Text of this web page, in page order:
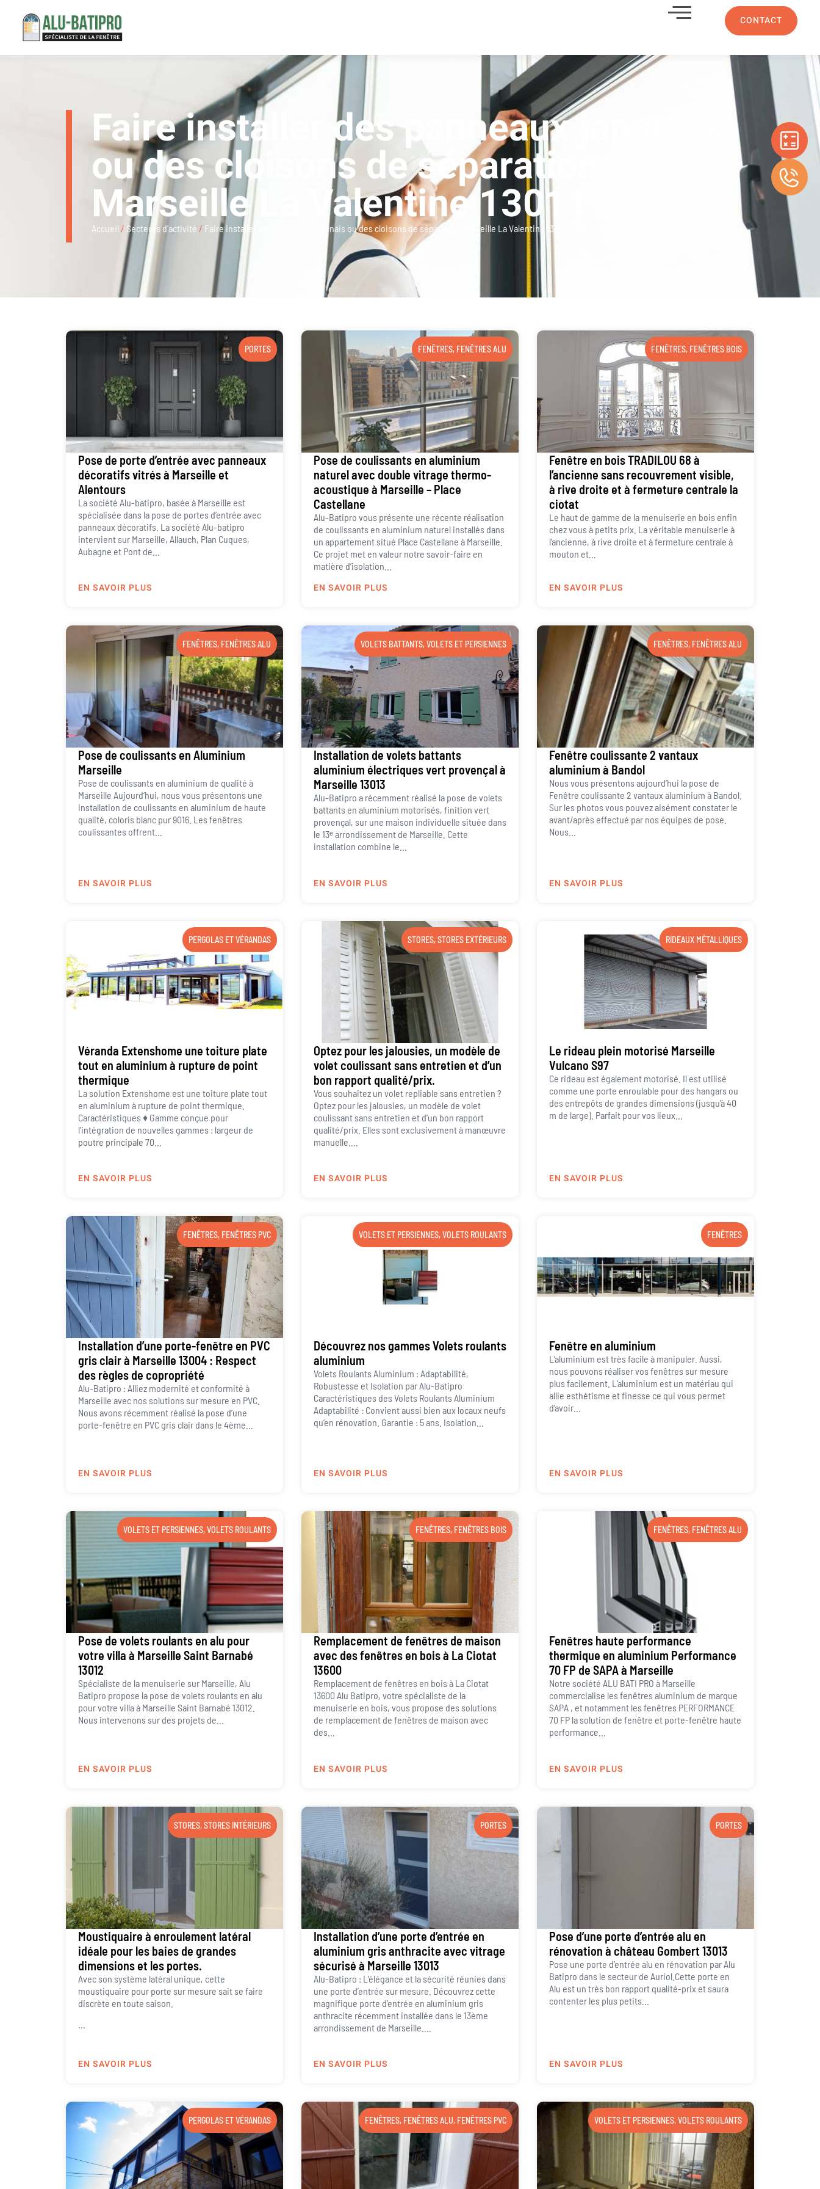
CONTACT
Faire installer des panneaux japonais
ou des cloisons de séparation
Marseille La Valentine 13011
Accueil / Secteurs d'activité / Faire installer des panneaux japonais ou des cloisons de séparation Marseille La Valentine 13011
PORTES
Pose de porte d’entrée avec panneaux
décoratifs vitrés à Marseille et
Alentours
La société Alu-batipro, basée à Marseille est
spécialisée dans la pose de portes d’entrée avec
panneaux décoratifs. La société Alu-batipro
intervient sur Marseille, Allauch, Plan Cuques,
Aubagne et Pont de...
EN SAVOIR PLUS
FENÊTRES, FENÊTRES ALU
Pose de coulissants en aluminium
naturel avec double vitrage thermo-
acoustique à Marseille – Place
Castellane
Alu-Batipro vous présente une récente réalisation
de coulissants en aluminium naturel installés dans
un appartement situé Place Castellane à Marseille.
Ce projet met en valeur notre savoir-faire en
matière d’isolation...
EN SAVOIR PLUS
FENÊTRES, FENÊTRES BOIS
Fenêtre en bois TRADILOU 68 à
l’ancienne sans recouvrement visible,
à rive droite et à fermeture centrale la
ciotat
Le haut de gamme de la menuiserie en bois enfin
chez vous à petits prix. La véritable menuiserie à
l’ancienne, à rive droite et à fermeture centrale à
mouton et...
EN SAVOIR PLUS
FENÊTRES, FENÊTRES ALU
Pose de coulissants en Aluminium
Marseille
Pose de coulissants en aluminium de qualité à
Marseille Aujourd’hui, nous vous présentons une
installation de coulissants en aluminium de haute
qualité, coloris blanc pur 9016. Les fenêtres
coulissantes offrent...
EN SAVOIR PLUS
VOLETS BATTANTS,VOLETS ET PERSIENNES
Installation de volets battants
aluminium électriques vert provençal à
Marseille 13013
Alu-Batipro a récemment réalisé la pose de volets
battants en aluminium motorisés, finition vert
provençal, sur une maison individuelle située dans
le 13ᵉ arrondissement de Marseille. Cette
installation combine le...
EN SAVOIR PLUS
FENÊTRES, FENÊTRES ALU
Fenêtre coulissante 2 vantaux
aluminium à Bandol
Nous vous présentons aujourd’hui la pose de
Fenêtre coulissante 2 vantaux aluminium à Bandol.
Sur les photos vous pouvez aisément constater le
avant/après effectué par nos équipes de pose.
Nous...
EN SAVOIR PLUS
PERGOLAS ET VÉRANDAS
Véranda Extenshome une toiture plate
tout en aluminium à rupture de point
thermique
La solution Extenshome est une toiture plate tout
en aluminium à rupture de point thermique.
Caractéristiques ♦ Gamme conçue pour
l’intégration de nouvelles gammes : largeur de
poutre principale 70...
EN SAVOIR PLUS
STORES,STORES EXTÉRIEURS
Optez pour les jalousies, un modèle de
volet coulissant sans entretien et d’un
bon rapport qualité/prix.
Vous souhaitez un volet repliable sans entretien ?
Optez pour les jalousies, un modèle de volet
coulissant sans entretien et d’un bon rapport
qualité/prix. Elles sont exclusivement à manœuvre
manuelle....
EN SAVOIR PLUS
RIDEAUX MÉTALLIQUES
Le rideau plein motorisé Marseille
Vulcano S97
Ce rideau est également motorisé. Il est utilisé
comme une porte enroulable pour des hangars ou
des entrepôts de grandes dimensions (jusqu’à 40
m de large). Parfait pour vos lieux...
EN SAVOIR PLUS
FENÊTRES, FENÊTRES PVC
Installation d’une porte-fenêtre en PVC
gris clair à Marseille 13004 : Respect
des règles de copropriété
Alu-Batipro : Alliez modernité et conformité à
Marseille avec nos solutions sur mesure en PVC.
Nous avons récemment réalisé la pose d’une
porte-fenêtre en PVC gris clair dans le 4ème...
EN SAVOIR PLUS
VOLETS ET PERSIENNES,VOLETS ROULANTS
Découvrez nos gammes Volets roulants
aluminium
Volets Roulants Aluminium : Adaptabilité,
Robustesse et Isolation par Alu-Batipro
Caractéristiques des Volets Roulants Aluminium
Adaptabilité : Convient aussi bien aux locaux neufs
qu’en rénovation. Garantie : 5 ans. Isolation...
EN SAVOIR PLUS
FENÊTRES
Fenêtre en aluminium
L’aluminium est très facile à manipuler. Aussi,
nous pouvons réaliser vos fenêtres sur mesure
plus facilement. L’aluminium est un matériau qui
allie esthétisme et finesse ce qui vous permet
d’avoir...
EN SAVOIR PLUS
VOLETS ET PERSIENNES,VOLETS ROULANTS
Pose de volets roulants en alu pour
votre villa à Marseille Saint Barnabé
13012
Spécialiste de la menuiserie sur Marseille, Alu
Batipro propose la pose de volets roulants en alu
pour votre villa à Marseille Saint Barnabé 13012.
Nous intervenons sur des projets de...
EN SAVOIR PLUS
FENÊTRES, FENÊTRES BOIS
Remplacement de fenêtres de maison
avec des fenêtres en bois à La Ciotat
13600
Remplacement de fenêtres en bois à La Ciotat
13600 Alu Batipro, votre spécialiste de la
menuiserie en bois, vous propose des solutions
de remplacement de fenêtres de maison avec
des...
EN SAVOIR PLUS
FENÊTRES, FENÊTRES ALU
Fenêtres haute performance
thermique en aluminium Performance
70 FP de SAPA à Marseille
Notre société ALU BATI PRO à Marseille
commercialise les fenêtres aluminium de marque
SAPA , et notamment les fenêtres PERFORMANCE
70 FP la solution de fenêtre et porte-fenêtre haute
performance...
EN SAVOIR PLUS
STORES,STORES INTÉRIEURS
Moustiquaire à enroulement latéral
idéale pour les baies de grandes
dimensions et les portes.
Avec son système latéral unique, cette
moustiquaire pour porte sur mesure sait se faire
discrète en toute saison.
EN SAVOIR PLUS
PORTES
Installation d’une porte d’entrée en
aluminium gris anthracite avec vitrage
sécurisé à Marseille 13013
Alu-Batipro : L’élégance et la sécurité réunies dans
une porte d’entrée sur mesure. Découvrez cette
magnifique porte d’entrée en aluminium gris
anthracite récemment installée dans le 13ème
arrondissement de Marseille....
EN SAVOIR PLUS
PORTES
Pose d’une porte d’entrée alu en
rénovation à château Gombert 13013
Pose une porte d’entrée alu en rénovation par Alu
Batipro dans le secteur de Auriol.Cette porte en
Alu est un très bon rapport qualité-prix et saura
contenter les plus petits...
EN SAVOIR PLUS
PERGOLAS ET VÉRANDAS FENÊTRES, FENÊTRES ALU, FENÊTRES PVC VOLETS ET PERSIENNES,VOLETS ROULANTS